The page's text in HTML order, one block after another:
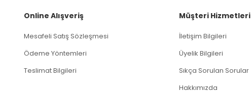
Online Alışveriş
Mesafeli Satış Sözleşmesi
Ödeme Yöntemleri
Teslimat Bilgileri
Müşteri Hizmetleri
İletişim Bilgileri
Üyelik Bilgileri
Sıkça Sorulan Sorular
Hakkımızda